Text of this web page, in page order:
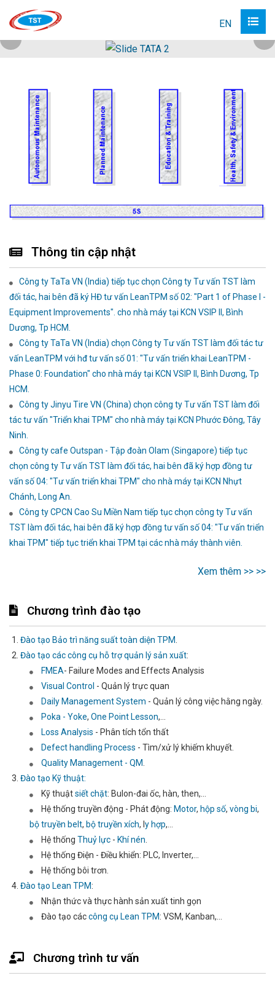
EN
Thông tin cập nhật
Công ty TaTa VN (India) tiếp tục chọn Công ty Tư vấn TST làm
đối tác, hai bên đã ký HĐ tư vấn LeanTPM số 02: "Part 1 of Phase I -
Equipment Improvements". cho nhà máy tại KCN VSIP II, Bình
Dương, Tp HCM.
Công ty TaTa VN (India) chọn Công ty Tư vấn TST làm đối tác tư
vấn LeanTPM với hđ tư vấn số 01: "Tư vấn triển khai LeanTPM -
Phase 0: Foundation" cho nhà máy tại KCN VSIP II, Bình Dương, Tp
HCM.
Công ty Jinyu Tire VN (China) chọn công ty Tư vấn TST làm đối
tác tư vấn "Triển khai TPM" cho nhà máy tại KCN Phước Đông, Tây
Ninh.
Công ty cafe Outspan - Tập đoàn Olam (Singapore) tiếp tục
chọn công ty Tư vấn TST làm đối tác, hai bên đã ký hợp đồng tư
vấn số 04: "Tư vấn triển khai TPM" cho nhà máy tại KCN Nhựt
Chánh, Long An.
Công ty CPCN Cao Su Miền Nam tiếp tục chọn công ty Tư vấn
TST làm đối tác, hai bên đã ký hợp đồng tư vấn số 04: "Tư vấn triển
khai TPM" tiếp tục triển khai TPM tại các nhà máy thành viên.
Xem thêm >> >>
Chương trình đào tạo
Đào tạo Bảo trì năng suất toàn diện TPM
Đào tạo các công cụ hỗ trợ quản lý sản xuất:
FMEA- Failure Modes and Effects Analysis
Visual Control - Quản lý trực quan
Daily Management System - Quản lý công việc hằng ngày.
Poka - Yoke, One Point Lesson,...
Loss Analysis - Phân tích tổn thất
Defect handling Process - Tìm/xử lý khiếm khuyết.
Quality Management - QM
Đào tạo Kỹ thuật:
Kỹ thuậtsiết chặt: Bulon-đai ốc, hàn, then,...
Hệ thống truyền động - Phát động: Motor, hộp số, vòng bi,
bộ truyền belt, bộ truyền xích, l y hợp,...
Hệ thống Thuỷ lực - Khí nén
Hệ thống Điện - Điều khiển: PLC, Inverter,...
Hệ thống bôi trơn.
Đào tạo Lean TPM:
Nhận thức và thực hành sản xuất tinh gọn
Đào tạo cáccông cụ Lean TPM: VSM, Kanban,...
Chương trình tư vấn